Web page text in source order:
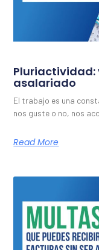
Pluriactividad:
asalariado
El trabajo es una
nos guste o no, nos
Read More